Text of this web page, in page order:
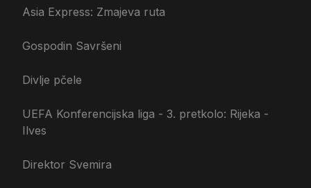
Asia Express: Zmajeva ruta
Gospodin Savršeni
Divlje pčele
UEFA Konferencijska liga - 3. pretkolo: Rijeka -
Ilves
Direktor Svemira